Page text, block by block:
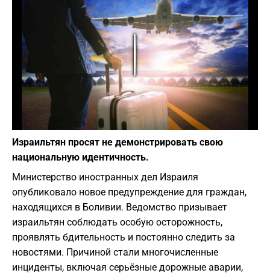
Play
Фото: Depositphotos
Израильтян просят не демонстрировать свою
национальную идентичность.
Министерство иностранных дел Израиля
опубликовало новое предупреждение для граждан,
находящихся в Боливии. Ведомство призывает
израильтян соблюдать особую осторожность,
проявлять бдительность и постоянно следить за
новостями. Причиной стали многочисленные
инциденты, включая серьёзные дорожные аварии,